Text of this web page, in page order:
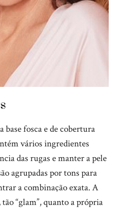
fosca e de cobertura
vários ingredientes
das rugas e manter a pele
agrupadas por tons para
a combinação exata. A
“glam”, quanto a própria